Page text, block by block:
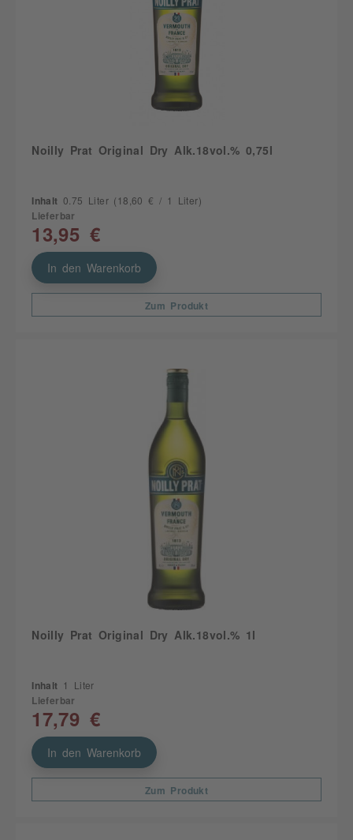
Noilly Prat Original Dry Alk.18vol.% 0,75l
Inhalt 0.75 Liter (18,60 € / 1 Liter)
Lieferbar
13,95 €
In den Warenkorb
Zum Produkt
Noilly Prat Original Dry Alk.18vol.% 1l
Inhalt 1 Liter
Lieferbar
17,79 €
In den Warenkorb
Zum Produkt